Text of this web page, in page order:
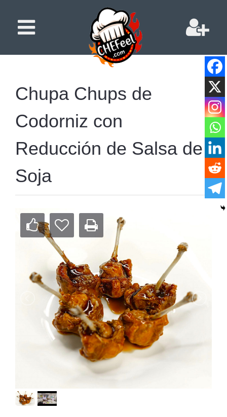
Chupa Chups de
Codorniz con
Reducción de Salsa de
Soja